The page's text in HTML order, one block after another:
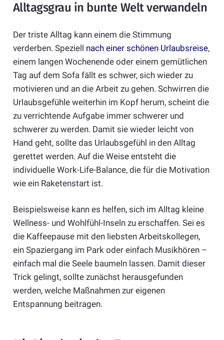
Alltagsgrau in bunte Welt verwandeln
Der triste Alltag kann einem die Stimmung
verderben. Speziell nach einer schönen Urlaubsreise,
einem langen Wochenende oder einem gemütlichen
Tag auf dem Sofa fällt es schwer, sich wieder zu
motivieren und an die Arbeit zu gehen. Schwirren die
Urlaubsgefühle weiterhin im Kopf herum, scheint die
zu verrichtende Aufgabe immer schwerer und
schwerer zu werden. Damit sie wieder leicht von
Hand geht, sollte das Urlaubsgefühl in den Alltag
gerettet werden. Auf die Weise entsteht die
individuelle Work-Life-Balance, die für die Motivation
wie ein Raketenstart ist.
Beispielsweise kann es helfen, sich im Alltag kleine
Wellness- und Wohlfühl-Inseln zu erschaffen. Sei es
die Kaffeepause mit den liebsten Arbeitskollegen,
ein Spaziergang im Park oder einfach Musikhören –
einfach mal die Seele baumeln lassen. Damit dieser
Trick gelingt, sollte zunächst herausgefunden
werden, welche Maßnahmen zur eigenen
Entspannung beitragen.